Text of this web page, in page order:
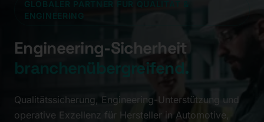
GLOBALER PARTNER FÜR QUALITÄT &
ENGINEERING
Engineering-Sicherheit
branchenübergreifend.
Qualitätssicherung, Engineering-Unterstützung und
operative Exzellenz für Hersteller in Automotive,